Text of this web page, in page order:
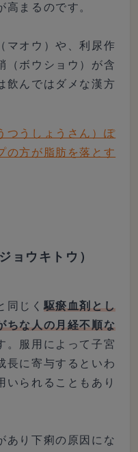
高まるのです。
マオウ）や、利尿作
（ボウショウ）が含
飲んではダメな漢方
つうしょうさん）ぽ
の方が脂肪を落とす
ョウキトウ）
同じく 駆瘀血剤とし
ちな人の月経不順な
。服用によって子宮
長に寄与するといわ
いられることもあり
あり下痢の原因にな